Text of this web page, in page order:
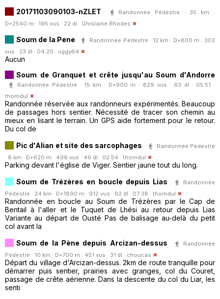
20171103090103-nZLET
Randonnée Pédestre · 35 km ·
D+2540 m · 195 vus · 22 dl · Ghislaine.Rhodes
Soum de la Pene
Randonnée Pédestre · 12 km · D+800 m · 302
vus · 23 dl · 04:20 · uggy64
Aucun
Soum de Granquet et crête jusqu'au Soum d'Andorre
Randonnée Pédestre · 15 km · D+900 m · 829 vus · 63 dl · 05:51 ·
thomdul
Randonnée réservée aux randonneurs expérimentés. Beaucoup
de passages hors sentier. Nécessité de tracer son chemin au
mieux en lisant le terrain. Un GPS aide fortement pour le retour.
Du col de
Pic d'Alian et site des sarcophages
Randonnée Pédestre
· 8 km · D+620 m · 496 vus · 46 dl · 02:54 · thomdul
Parking devant l'église de Viger. Sentier jaune tout du long.
Soum de Trézères en boucle depuis Lias
Randonnée
Pédestre · 24 km · D+1890 m · 912 vus · 92 dl · 07:38 · thomdul
Randonnée en boucle au Soum de Trézères par le Cap de
Bentail à l'aller et le Tuquet de Lhési au retour depuis Lias
Variante au départ de Ousté Pas de balisage au-delà du petit
col avant la
Soum de la Pène depuis Arcizan-dessus
Randonnée
Pédestre · 10 km · D+700 m · 451 vus · 31 dl · choucas
Départ du village d'Arcizan-dessus. 2km de route tranquille pour
démarrer puis sentier, prairies avec granges, col du Couret,
passage de crête aérienne. Dans la descente du col du Liar, les
senti